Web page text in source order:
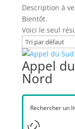
Description à
Bientôt.
Voici le seul
Appel
Nord